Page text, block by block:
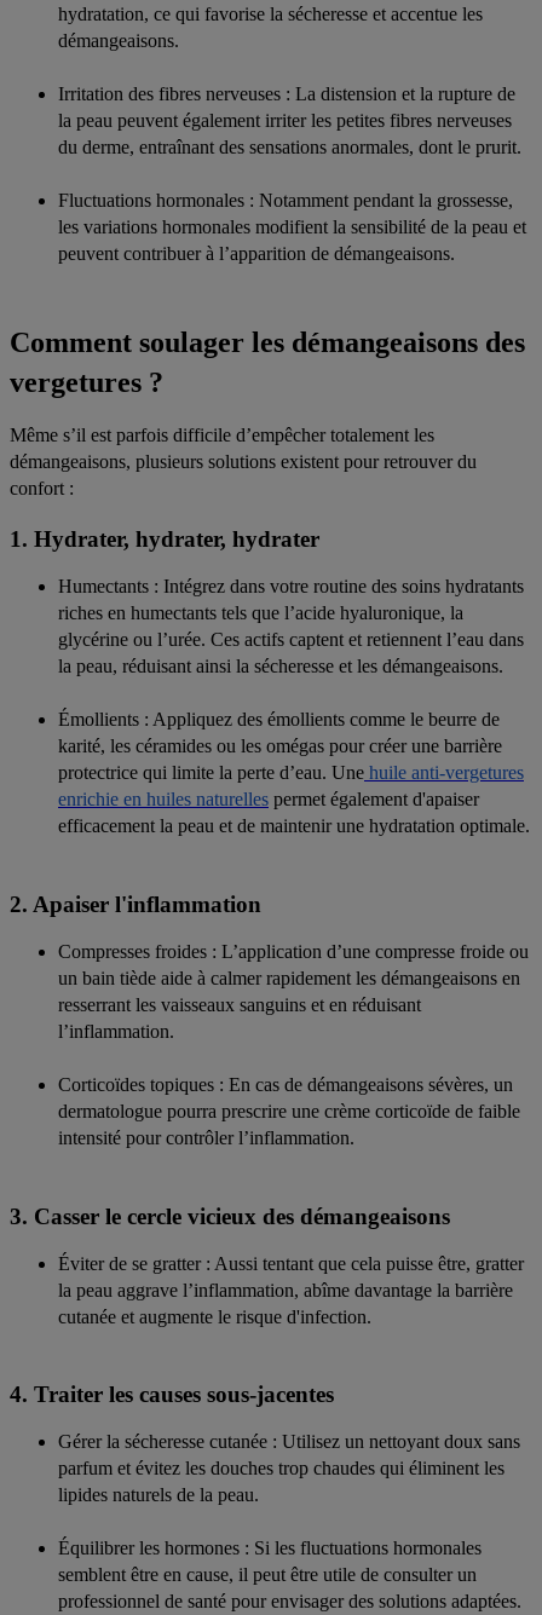
hydratation, ce qui favorise la sécheresse et accentue les
démangeaisons.
Irritation des fibres nerveuses : La distension et la rupture de
la peau peuvent également irriter les petites fibres nerveuses
du derme, entraînant des sensations anormales, dont le prurit.
Fluctuations hormonales : Notamment pendant la grossesse,
les variations hormonales modifient la sensibilité de la peau et
peuvent contribuer à l’apparition de démangeaisons.
Comment soulager les démangeaisons des
vergetures ?
Même s’il est parfois difficile d’empêcher totalement les
démangeaisons, plusieurs solutions existent pour retrouver du
confort :
1. Hydrater, hydrater, hydrater
Humectants : Intégrez dans votre routine des soins hydratants
riches en humectants tels que l’acide hyaluronique, la
glycérine ou l’urée. Ces actifs captent et retiennent l’eau dans
la peau, réduisant ainsi la sécheresse et les démangeaisons.
Émollients : Appliquez des émollients comme le beurre de
karité, les céramides ou les omégas pour créer une barrière
protectrice qui limite la perte d’eau. Une huile anti-vergetures
enrichie en huiles naturelles permet également d'apaiser
efficacement la peau et de maintenir une hydratation optimale.
2. Apaiser l'inflammation
Compresses froides : L’application d’une compresse froide ou
un bain tiède aide à calmer rapidement les démangeaisons en
resserrant les vaisseaux sanguins et en réduisant
l’inflammation.
Corticoïdes topiques : En cas de démangeaisons sévères, un
dermatologue pourra prescrire une crème corticoïde de faible
intensité pour contrôler l’inflammation.
3. Casser le cercle vicieux des démangeaisons
Éviter de se gratter: Aussi tentant que cela puisse être, gratter
la peau aggrave l’inflammation, abîme davantage la barrière
cutanée et augmente le risque d'infection.
4. Traiter les causes sous-jacentes
Gérer la sécheresse cutanée : Utilisez un nettoyant doux sans
parfum et évitez les douches trop chaudes qui éliminent les
lipides naturels de la peau.
Équilibrer les hormones : Si les fluctuations hormonales
semblent être en cause, il peut être utile de consulter un
professionnel de santé pour envisager des solutions adaptées.